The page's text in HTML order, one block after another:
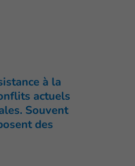
à la
actuels
Souvent
des